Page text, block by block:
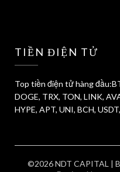
TIỀN ĐIỆN TỬ
Top tiền điện tử hàng
DOGE, TRX, TON, LINK,
HYPE, APT, UNI, BCH,
©2026 NDT CAPITAL |